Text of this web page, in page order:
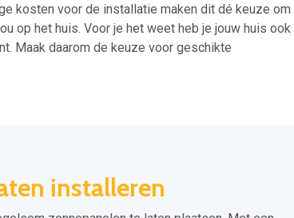
kosten voor de installatie maken dit dé keuze om
op het huis. Voor je het weet heb je jouw huis ook
Maak daarom de keuze voor geschikte
installeren